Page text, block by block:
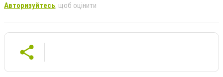
Авторизуйтесь, щоб оцінити